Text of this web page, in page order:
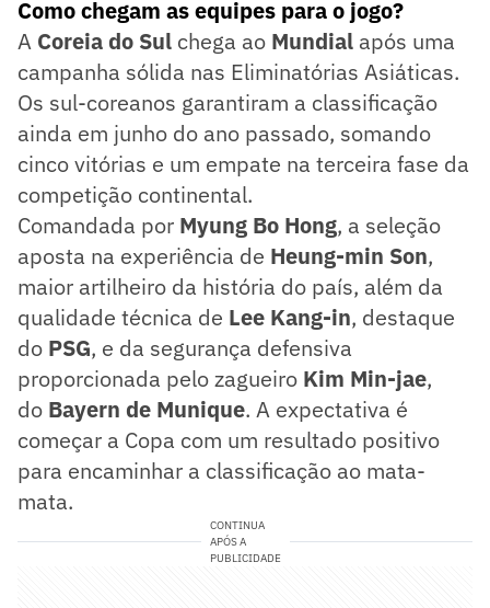
Como chegam as equipes para o jogo?
A Coreia do Sul chega ao Mundial após uma
campanha sólida nas Eliminatórias Asiáticas.
Os sul-coreanos garantiram a classificação
ainda em junho do ano passado, somando
cinco vitórias e um empate na terceira fase da
competição continental.
Comandada por Myung Bo Hong, a seleção
aposta na experiência de Heung-min Son,
maior artilheiro da história do país, além da
qualidade técnica de Lee Kang-in, destaque
do PSG, e da segurança defensiva
proporcionada pelo zagueiro Kim Min-jae,
do Bayern de Munique. A expectativa é
começar a Copa com um resultado positivo
para encaminhar a classificação ao mata-
mata.
CONTINUA
APÓS A
PUBLICIDADE